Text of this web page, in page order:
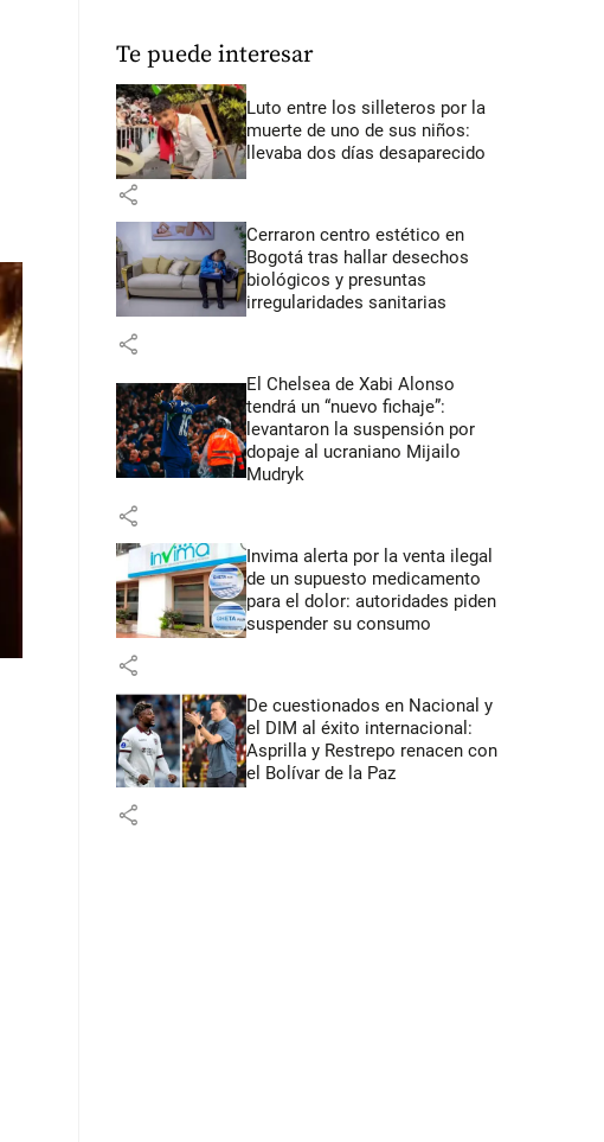
Te puede interesar
Luto entre los silleteros por la
muerte de uno de sus niños:
llevaba dos días desaparecido
share
Cerraron centro estético en
Bogotá tras hallar desechos
biológicos y presuntas
irregularidades sanitarias
share
El Chelsea de Xabi Alonso
tendrá un “nuevo fichaje”:
levantaron la suspensión por
dopaje al ucraniano Mijailo
Mudryk
share
Invima alerta por la venta ilegal
de un supuesto medicamento
para el dolor: autoridades piden
suspender su consumo
share
De cuestionados en Nacional y
el DIM al éxito internacional:
Asprilla y Restrepo renacen con
el Bolívar de la Paz
share